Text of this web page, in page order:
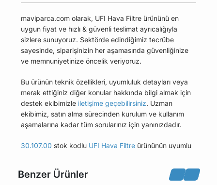
maviparca.com olarak, UFI Hava Filtre ürününü en
uygun fiyat ve hızlı & güvenli teslimat ayrıcalığıyla
sizlere sunuyoruz. Sektörde edindiğimiz tecrübe
sayesinde, siparişinizin her aşamasında güvenliğinize
ve memnuniyetinize öncelik veriyoruz.
Bu ürünün teknik özellikleri, uyumluluk detayları veya
merak ettiğiniz diğer konular hakkında bilgi almak için
destek ekibimizle iletişime geçebilirsiniz. Uzman
ekibimiz, satın alma sürecinden kurulum ve kullanım
aşamalarına kadar tüm sorularınız için yanınızdadır.
30.107.00 stok kodlu UFI Hava Filtre ürününün uyumlu
bulabilirsiniz.
Benzer Ürünler